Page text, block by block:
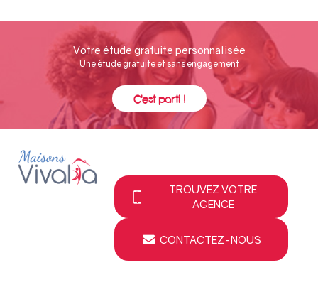
privative. La zone nuit apporte davantage d'intimité à votre
terrasse par un retour en L, la protégeant ainsi des
regards indiscrets. Deux variantes exérieures possibles :
une architecture traditionnelle ou une architecture aux
lignes contemporaines.
Votre étude gratuite personnalisée
Une étude gratuite et sans engagement
C'est parti !
TROUVEZ VOTRE
AGENCE
CONTACTEZ-NOUS